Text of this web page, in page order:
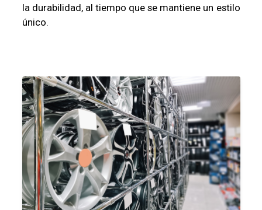
la durabilidad, al tiempo que se mantiene un estilo
único.